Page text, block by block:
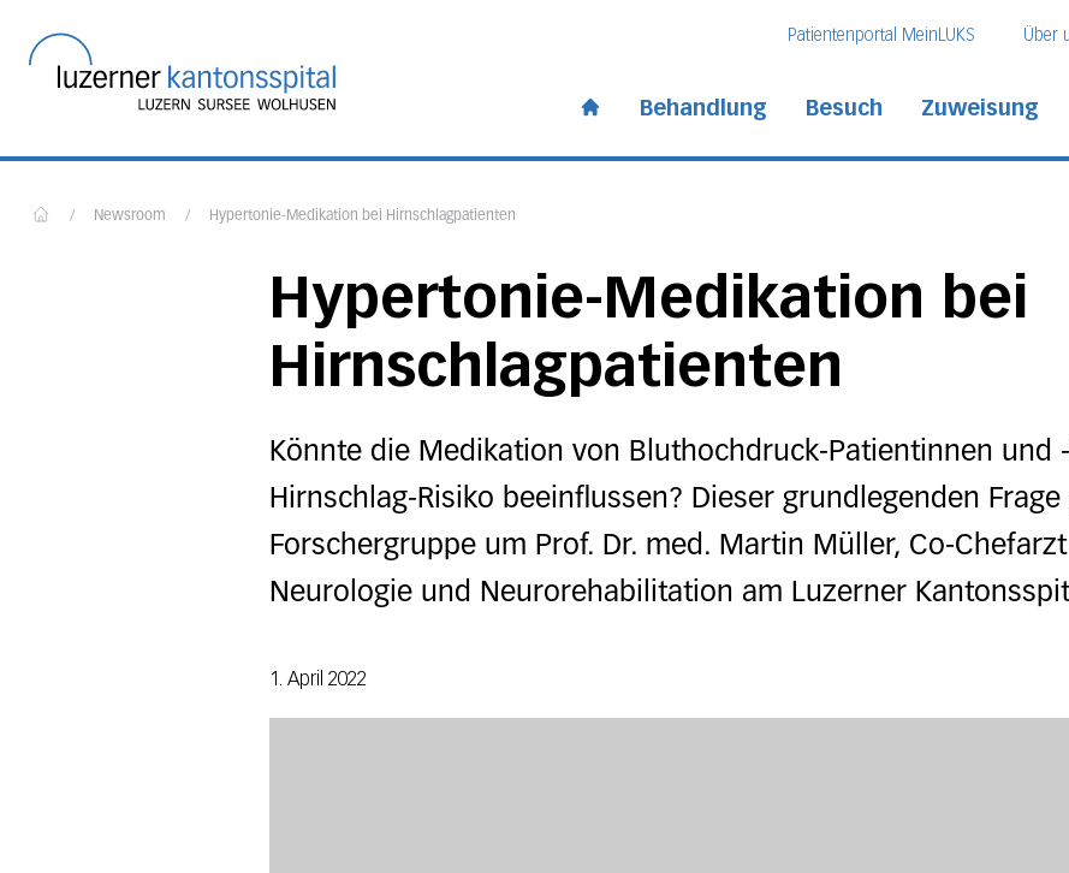
Patientenportal MeinLUKS Über
Behandlung Besuch Zuweisung
/ Newsroom / Hypertonie-Medikation bei Hirnschlagpatienten
Hypertonie-Medikation bei
Hirnschlagpatienten
Könnte die Medikation von Bluthochdruck-Patientinnen und
Hirnschlag-Risiko beeinflussen? Dieser grundlegenden
Forschergruppe um Prof. Dr. med. Martin Müller, Co-
Neurologie und Neurorehabilitation am Luzerner
1. April 2022